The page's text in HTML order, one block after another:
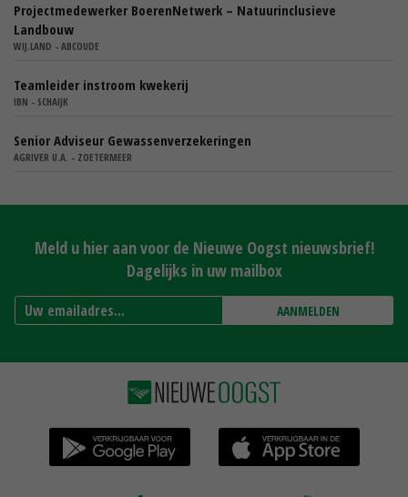
Projectmedewerker BoerenNetwerk – Natuurinclusieve
Landbouw
WIJ.LAND - ABCOUDE
Teamleider instroom kwekerij
IBN - SCHAIJK
Senior Adviseur Gewassenverzekeringen
AGRIVER U.A. - ZOETERMEER
Meld u hier aan voor de Nieuwe Oogst nieuwsbrief!
Dagelijks in uw mailbox
AANMELDEN